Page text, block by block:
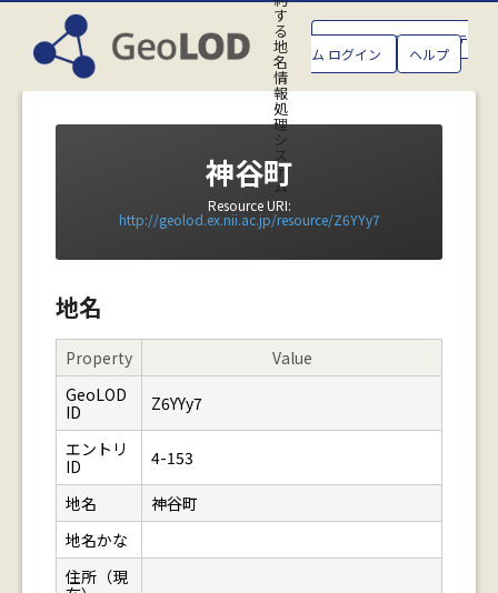
す
る
地
名
情
報
処
理
シ
ス
テ
ム
GeoLOD地名管理システ
ム ログイン ヘルプ
神谷町
Resource URI:
http://geolod.ex.nii.ac.jp/resource/Z6YYy7
地名
Property
Value
GeoLOD
ID
Z6YYy7
エントリ
ID
4-153
地名
神谷町
地名かな
住所（現